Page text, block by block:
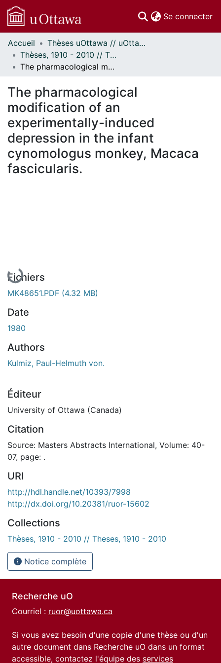
Se connecter
Communautés
et collections
Parcourir
À propos
Accueil
Thèses uOttawa // uOttawa Theses
Thèses, 1910 - 2010 // Theses, 1910 - 2010
The pharmacological modification of an experimentally-induced depression in the infant cynomologus monkey, Macaca fascicularis.
The pharmacological
modification of an
experimentally-induced
depression in the infant
cynomologus monkey, Macaca
fascicularis.
Fichiers
MK48651.PDF (4.32 MB)
Date
1980
Authors
Kulmiz, Paul-Helmuth von.
Éditeur
University of Ottawa (Canada)
Citation
Source: Masters Abstracts International, Volume: 40-
07, page: .
URI
http://hdl.handle.net/10393/7998
http://dx.doi.org/10.20381/ruor-15602
Collections
Thèses, 1910 - 2010 // Theses, 1910 - 2010
Notice complète
Recherche uO
Courriel : ruor@uottawa.ca
Si vous avez besoin d'une copie d'une thèse ou d'un
autre document dans Recherche uO dans un format
accessible, contactez l'équipe des services